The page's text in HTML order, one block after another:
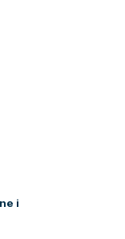
i